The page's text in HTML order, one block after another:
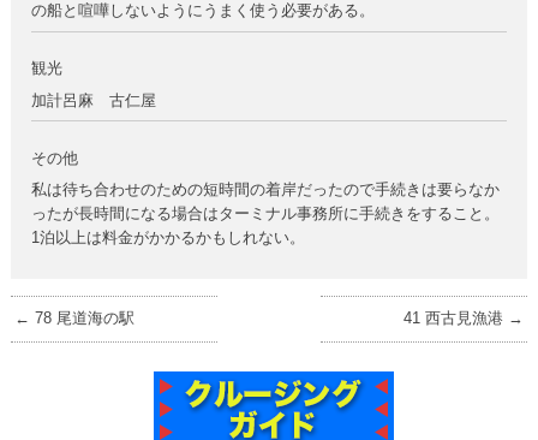
の船と喧嘩しないようにうまく使う必要がある。
観光
加計呂麻 古仁屋
その他
私は待ち合わせのための短時間の着岸だったので手続きは要らなか
ったが長時間になる場合はターミナル事務所に手続きをすること。
1泊以上は料金がかかるかもしれない。
← 78 尾道海の駅 41 西古見漁港 →